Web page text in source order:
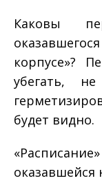
Каковы
корпусе»?
убегать,
будет видно.
оказавшейся